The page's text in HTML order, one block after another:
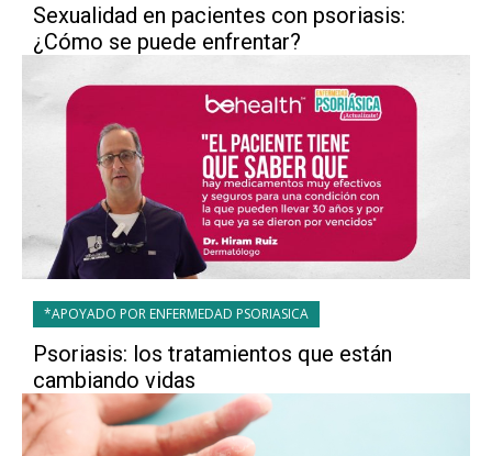
Sexualidad en pacientes con psoriasis:
¿Cómo se puede enfrentar?
*APOYADO POR ENFERMEDAD PSORIASICA
Psoriasis: los tratamientos que están
cambiando vidas